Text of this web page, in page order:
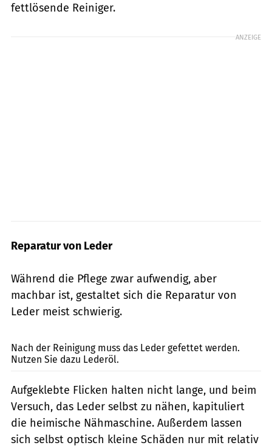
fettlösende Reiniger.
ANZEIGE
Reparatur von Leder
Während die Pflege zwar aufwendig, aber
machbar ist, gestaltet sich die Reparatur von
Leder meist schwierig.
Nach der Reinigung muss das Leder gefettet werden.
Nutzen Sie dazu Lederöl.
Aufgeklebte Flicken halten nicht lange, und beim
Versuch, das Leder selbst zu nähen, kapituliert
die heimische Nähmaschine. Außerdem lassen
sich selbst optisch kleine Schäden nur mit relativ